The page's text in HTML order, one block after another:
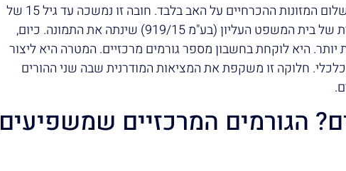
בעבר, החוק הטיל את חובת תשלום המזונות ההכרחיים על האב בלבד. חובה זו נמשכה עד גיל 15 של
הילדים. אולם, פסיקה מהפכנית של בית המשפט העליון (בע"מ 919/15) שינתה את התמונה. כיום,
יותר. היא לוקחת בחשבון מספר גורמים מרכזיים. המטרה היא ליצור
חלוקה זו משקפת את המציאות המודרנית שבה שני ההורים
הגורמים המרכזיים שמשפיעים